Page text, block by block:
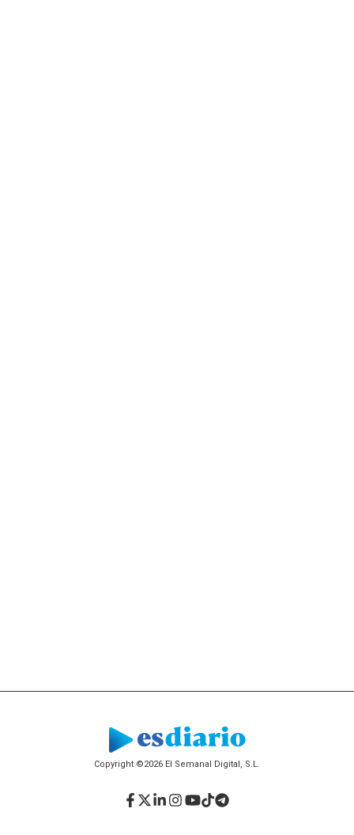
Copyright ©2026 El Semanal Digital, S.L.
Facebook
Twitter
LinkedIn
Instagram
YouTube
TikTok
Telegram